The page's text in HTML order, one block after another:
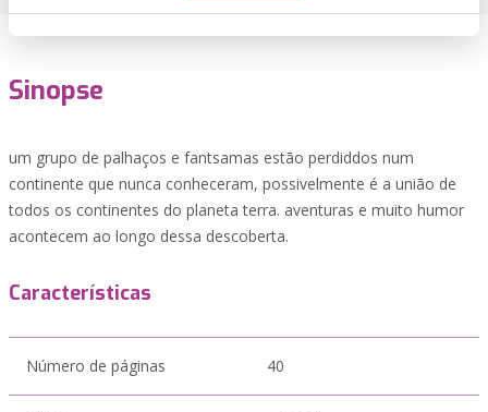
Sinopse
um grupo de palhaços e fantsamas estão perdiddos num
continente que nunca conheceram, possivelmente é a união de
todos os continentes do planeta terra. aventuras e muito humor
acontecem ao longo dessa descoberta.
Características
Número de páginas 40